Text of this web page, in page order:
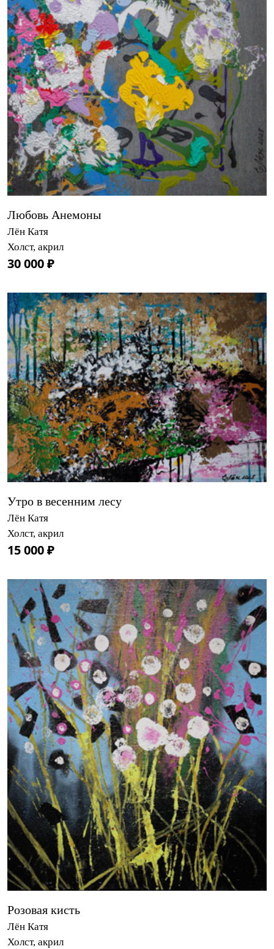
Любовь Анемоны
Лён Катя
Холст, акрил
30 000 ₽
Утро в весенним лесу
Лён Катя
Холст, акрил
15 000 ₽
Розовая кисть
Лён Катя
Холст, акрил